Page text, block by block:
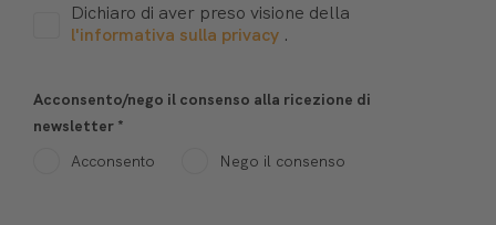
Dichiaro di aver preso visione della
l'informativa sulla privacy .
Acconsento/nego il consenso alla ricezione di
newsletter *
Acconsento
Nego il consenso